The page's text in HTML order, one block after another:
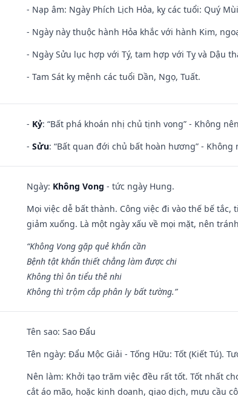
- Nạp âm: Ngày Phích Lịch Hỏa, kỵ các tuổi: Quý
- Ngày này thuộc hành Hỏa khắc với hành Kim,
- Ngày Sửu lục hợp với Tý, tam hợp với Tỵ và Dậu
- Tam Sát kỵ mệnh các tuổi Dần, Ngọ, Tuất.
- Kỷ: “Bất phá khoán nhị chủ tịnh vong” - Không
- Sửu: “Bất quan đới chủ bất hoàn hương” -
Ngày: Không Vong - tức ngày Hung.
Mọi việc dễ bất thành. Công việc đi vào thế bế
giảm xuống. Là một ngày xấu về mọi mặt, nên
“Không Vong gặp quẻ khẩn cần
Bệnh tật khẩn thiết chẳng làm được chi
Không thì ôn tiểu thê nhi
Không thì trộm cắp phân ly bất tường.”
Tên sao: Sao Đẩu
Tên ngày: Đẩu Mộc Giải - Tống Hữu: Tốt (Kiết Tú).
Nên làm: Khởi tạo trăm việc đều rất tốt. Tốt nhất
cắt áo mão, hoặc kinh doanh, giao dịch, mưu cầu